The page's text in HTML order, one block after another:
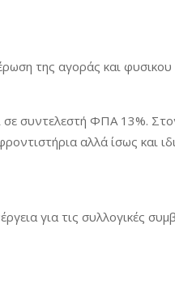
της αγοράς και φυσικου
σε συντελεστή ΦΠΑ 13%.
αλλά ίσως και
για τις συλλογικές